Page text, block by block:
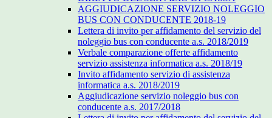
AGGIUDICAZIONE SERVIZIO NOLEGGIO
BUS CON CONDUCENTE 2018-19
Lettera di invito per affidamento del servizio del
noleggio bus con conducente a.s. 2018/2019
Verbale comparazione offerte affidamento
servizio assistenza informatica a.s. 2018/19
Invito affidamento servizio di assistenza
informatica a.s. 2018/2019
Aggiudicazione servizio noleggio bus con
conducente a.s. 2017/2018